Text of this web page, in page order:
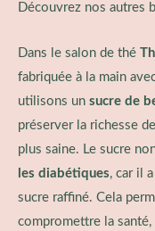
Découvrez nos autres
Dans le salon de thé
fabriquée à la main
utilisons un sucre de
préserver la richesse
plus saine. Le sucre
les diabétiques, car il
sucre raffiné. Cela
compromettre la